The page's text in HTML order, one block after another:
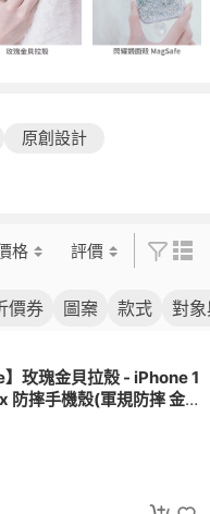
原創設計
格 評價
價券 圖案 款式 對
】玫瑰金貝拉殼 - iPhone 1
摔手機殼(軍規防摔 金